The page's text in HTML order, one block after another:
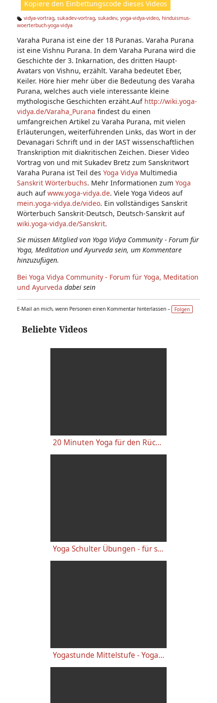
n:
Kopiere den Einbettungscode dieses Videos
Ta
s:
vidya-vortrag, sukadev-vortrag, sukadev, yoga-vidya-video, hinduismus-
woerterbuch-yoga-vidya
Varaha Purana ist eine der 18 Puranas. Varaha Purana
ist eine Vishnu Purana. In dem Varaha Purana wird die
Geschichte der 3. Inkarnation, des dritten Haupt-
Avatars von Vishnu, erzählt. Varaha bedeutet Eber,
Keiler. Höre hier mehr über die Bedeutung des Varaha
Purana, welches auch viele interessante kleine
mythologische Geschichten erzäht.Auf http://wiki.yoga-
vidya.de/Varaha_Purana findest du einen
umfangreichen Artikel zu Varaha Purana, mit vielen
Erläuterungen, weiterführenden Links, das Wort in der
Devanagari Schrift und in der IAST wissenschaftlichen
Transkription mit diakritischen Zeichen. Dieser Video
Vortrag von und mit Sukadev Bretz zum Sanskritwort
Varaha Purana ist Teil des Yoga Vidya Multimedia
Sanskrit Wörterbuchs. Mehr Informationen zum Yoga
auch aufwww.yoga-vidya.de. Viele Yoga Videos auf
mein.yoga-vidya.de/video. Ein vollständiges Sanskrit
Wörterbuch Sanskrit-Deutsch, Deutsch-Sanskrit auf
wiki.yoga-vidya.de/Sanskrit.
Sie müssen Mitglied von Yoga Vidya Community - Forum für
Yoga, Meditation und Ayurveda sein, um Kommentare
hinzuzufügen.
Bei Yoga Vidya Community - Forum für Yoga, Meditation
und Ayurveda dabei sein
E-Mail an mich, wenn Personen einen Kommentar hinterlassen – Folgen
Beliebte Videos
20 Minuten Yoga für den Rücken - Anfänger-Level
Yoga Schulter Übungen - für starke gesunde Schultern, gegen Schulterschmerzen
Yogastunde Mittelstufe - Yoga Vidya Grundreihe